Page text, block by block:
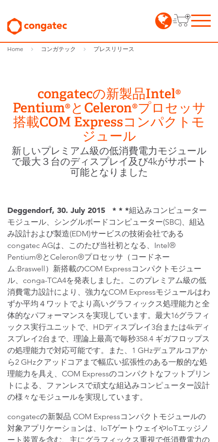
Home コンガテック プレスリリース
congatecの新製品Intel®
Pentium®とCeleron®プロセッサ
搭載COM Expressコンパクトモ
ジュール
新しいプレミアム級の低消費電力モジュール
で最大３台のディスプレイ及び4kがサポート
可能となりました
Deggendorf, 30. July 2015 * * *組込みコンピューター
モジュール、シングルボードコンピューター(SBC)、組込
み設計および製造(EDM)サービスの技術会社である
congatec AGは、このたび当社初となる、Intel®
Pentium®とCeleron®プロセッサ（コードネー
ム:Braswell）新搭載のCOM Expressコンパクトモジュー
ル、conga-TCA4を発表しました。このプレミアム級の低
消費電力設計により、強力なCOM Expressモジュールはわ
ずか平均４ワットでより高いグラフィックス処理能力と全
体的なパフォーマンスを実現しています。最大16グラフィ
ックス実行ユニットで、HDディスプレイ3台または4kディ
スプレイ2台まで、理論上最高で毎秒358.4 ギガフロップス
の処理能力で対応可能です。また、1 GHzデュアルコアか
ら2 GHzクアッドコアまで幅広い拡張性のある一般的な処
理能力を具え、COM Expressのコンパクトなフットプリン
トによる、ファンレスで頑丈な組込みコンピューター設計
の様々なモジュールを実現しています。
congatecの新製品 COM Expressコンパクトモジュールの
対象アプリケーションは、IoTゲートウェイやIoTエッジノ
ート装置を含む、主にグラフィックス重視で低消費電力の